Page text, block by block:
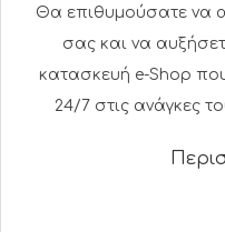
Θα επιθυμούσατε να
σας και να
κατασκευή e-Shop
24/7 στις ανάγκες